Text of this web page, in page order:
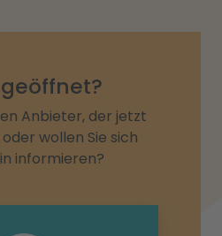
Anbieter, der jetzt
wollen Sie sich
informieren?